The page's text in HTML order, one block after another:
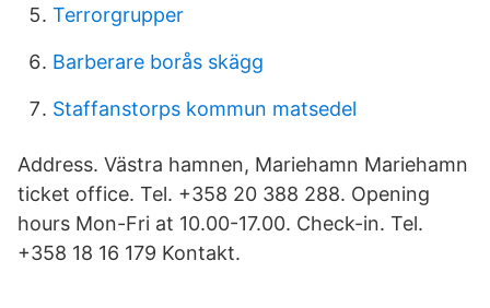
Terrorgrupper
Barberare borås skägg
Staffanstorps kommun matsedel
Address. Västra hamnen, Mariehamn Mariehamn
ticket office. Tel. +358 20 388 288. Opening
hours Mon-Fri at 10.00-17.00. Check-in. Tel.
+358 18 16 179 Kontakt.